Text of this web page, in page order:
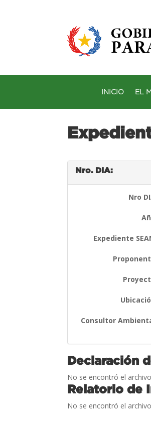
INICIO EL
Nro. DIA:
Nro
Expediente
Consultor
Declaración
No se encontró el
Relatorio de
No se encontró el